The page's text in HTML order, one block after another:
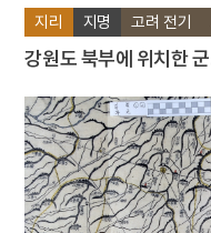
9
데릴사위
10 무명
1 금성대군
2 조총
3 뱀
4 낙화유수
지리 지명 고려 전기
강원도 북부에 위치한